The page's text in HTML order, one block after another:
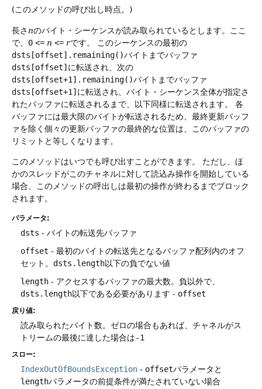
(このメソッドの呼び出し時点。)
長さ nのバイト・シーケンスが読み取られているとします。ここ
で、 0 <= n <= rです。
このシーケンスの最初の
dsts[offset].remaining()バイトまでバッファ
dsts[offset] に転送され、次の
dsts[offset+1].remaining()バイトまでバッファ
dsts[offset+1] に転送され、バイト・シーケンス全体が指定さ
れたバッファに転送されるまで、以下同様に転送されます。
各
バッファには最大限のバイトが転送されるため、最終更新バッフ
ァを除く個々の更新バッファの最終的な位置は、このバッファの
リミットと等しくなります。
このメソッドはいつでも呼び出すことができます。
ただし、ほ
かのスレッドがこのチャネルに対して読込み操作を開始している
場合、このメソッドの呼出しは最初の操作が終わるまでブロック
されます。
パラメータ:
dsts - バイトの転送先バッファ
offset - 最初のバイトの転送先となるバッファ配列内のオフ
セット。 dsts.length以下の負でない値
length - アクセスするバッファの最大数。負以外で、
dsts.length以下である必要があります - offset
戻り値:
読み取られたバイト数。ゼロの場合もあれば、チャネルがス
トリームの最後に達した場合は-1
スロー:
IndexOutOfBoundsException - offsetパラメータと
lengthパラメータの前提条件が満たされていない場合